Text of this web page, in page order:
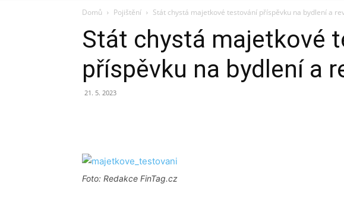
Domů Pojištění Stát chystá majetkové testování příspěvku na bydlení a
Stát chystá majetkové
příspěvku na bydlení a
21. 5. 2023
Foto: Redakce FinTag.cz